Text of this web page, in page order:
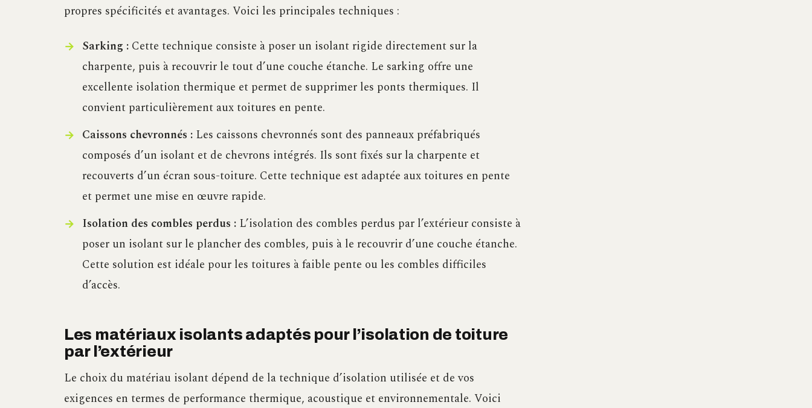
propres spécificités et avantages. Voici les principales techniques :
Sarking :Cette technique consiste à poser un isolant rigide directement sur la
charpente, puis à recouvrir le tout d’une couche étanche. Le sarking offre une
excellente isolation thermique et permet de supprimer les ponts thermiques. Il
convient particulièrement aux toitures en pente.
Caissons chevronnés :Les caissons chevronnés sont des panneaux préfabriqués
composés d’un isolant et de chevrons intégrés. Ils sont fixés sur la charpente et
recouverts d’un écran sous-toiture. Cette technique est adaptée aux toitures en pente
et permet une mise en œuvre rapide.
Isolation des combles perdus :L’isolation des combles perdus par l’extérieur consiste à
poser un isolant sur le plancher des combles, puis à le recouvrir d’une couche étanche.
Cette solution est idéale pour les toitures à faible pente ou les combles difficiles
d’accès.
Les matériaux isolants adaptés pour l’isolation de toiture
par l’extérieur
Le choix du matériau isolant dépend de la technique d’isolation utilisée et de vos
exigences en termes de performance thermique, acoustique et environnementale. Voici